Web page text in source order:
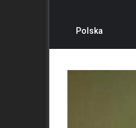
Polska